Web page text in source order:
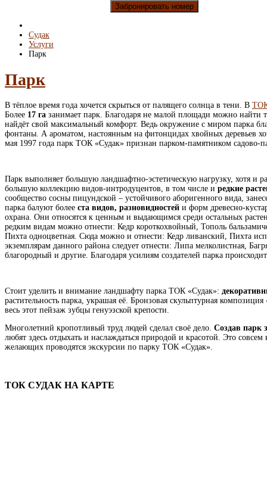
Забронировать номер
Судак
Услуги
Парк
Парк
В тёплое время года хочется скрыться от палящего солнца в тени. В
Более 17 га занимает парк. Благодаря не малой площади можно найти
найдёт свой максимальный комфорт. Ведь окружение с миром парка
фонтаны. А ароматом, настоянным на фитонцидах хвойных деревьев
мая 1997 года парк ТОК «Судак» признан парком-памятником садово-
Парк выполняет большую ландшафтно-эстетическую нагрузку, хотя и
большую коллекцию видов-интродуцентов, в том числе и редкие
сообщество сосны пицундской – устойчивого аборигенного вида,
парка балуют более ста видов, разновидностей и форм древесно-
охрана. Они относятся к ценным и выдающимся среди остальных
редким видам можно отнести: Кедр короткохвойный, Тополь
Пихта одноцветная. Сюда можно и отнести: Кедр ливанский, Пихта
экземплярам данного района следует отнести: Липа мелколистная,
благородный и другие. Благодаря усилиям создателей парка
Стоит уделить и внимание ландшафту парка ТОК «Судак»:
растительность парка, украшая её. Бронзовая скульптурная
весь этот пейзаж зубцы генуэзской крепости.
Многолетний кропотливый труд людей сделал своё дело. Создав парк
любят здесь отдыхать и наслаждаться природой и красотой. Это
желающих проводятся экскурсии по парку ТОК «Судак».
ТОК СУДАК НА КАРТЕ